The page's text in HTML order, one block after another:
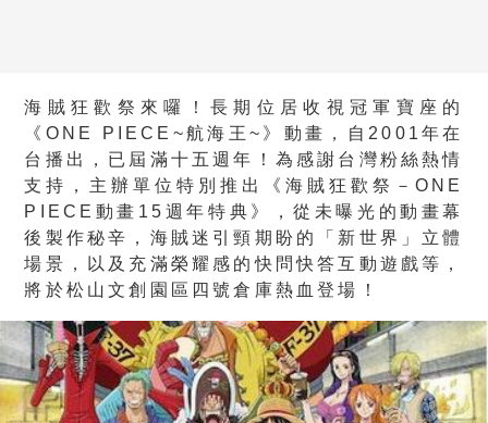
海賊狂歡祭來囉！長期位居收視冠軍寶座的
《ONE PIECE~航海王~》動畫，自2001年在
台播出，已屆滿十五週年！為感謝台灣粉絲熱情
支持，主辦單位特別推出《海賊狂歡祭－ONE
PIECE動畫15週年特典》，從未曝光的動畫幕
後製作秘辛，海賊迷引頸期盼的「新世界」立體
場景，以及充滿榮耀感的快問快答互動遊戲等，
將於松山文創園區四號倉庫熱血登場！